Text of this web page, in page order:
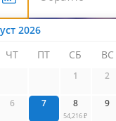
2026
ЧТ ПТ СБ ВС
1 2
6 7 8
54,216 ₽
9